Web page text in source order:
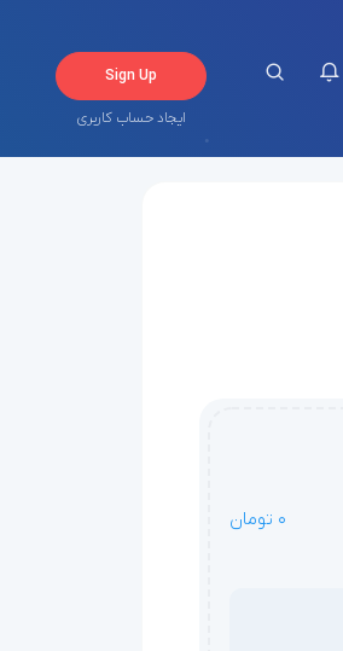
Sign Up
ایجاد حساب کاربری
0 تومان